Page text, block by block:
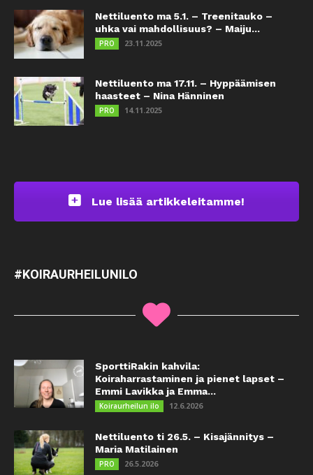
Nettiluento ma 5.1. – Treenitauko –
uhka vai mahdollisuus? – Maiju...
PRO 23.11.2025
Nettiluento ma 17.11. – Hyppäämisen
haasteet – Nina Hänninen
PRO 14.11.2025
Lue lisää artikkeleitamme!
#KOIRAURHEILUNILO
SporttiRakin kahvila:
Koiraharrastaminen ja pienet lapset –
Emmi Lavikka ja Emma...
Koiraurheilun ilo 12.6.2026
Nettiluento ti 26.5. – Kisajännitys –
Maria Matilainen
PRO 26.5.2026